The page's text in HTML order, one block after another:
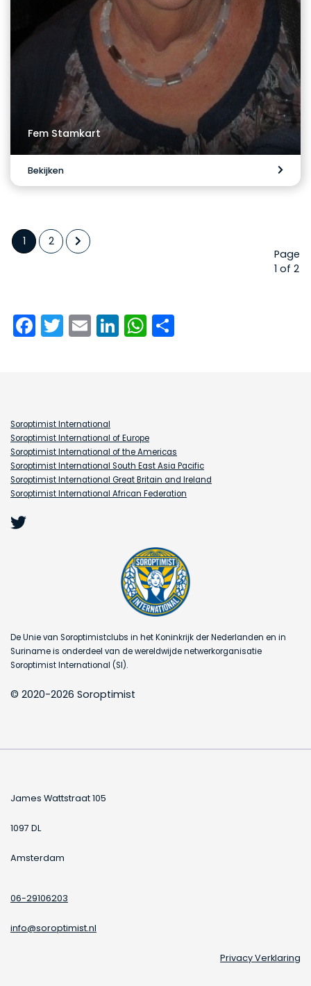
Fem Stamkart
Bekijken
Page
1 of 2
1 2
Facebook
Twitter
EmailLinkedIn
WhatsApp
Soroptimist International
Soroptimist International of Europe
Soroptimist International of the Americas
Soroptimist International South East Asia Pacific
Soroptimist International Great Britain and Ireland
Soroptimist International African Federation
De Unie van Soroptimistclubs in het Koninkrijk der Nederlanden en in
Suriname is onderdeel van de wereldwijde netwerkorganisatie
Soroptimist International (SI).
© 2020-2026 Soroptimist
James Wattstraat 105
1097 DL
Amsterdam
06-29106203
info@soroptimist.nl
Privacy Verklaring